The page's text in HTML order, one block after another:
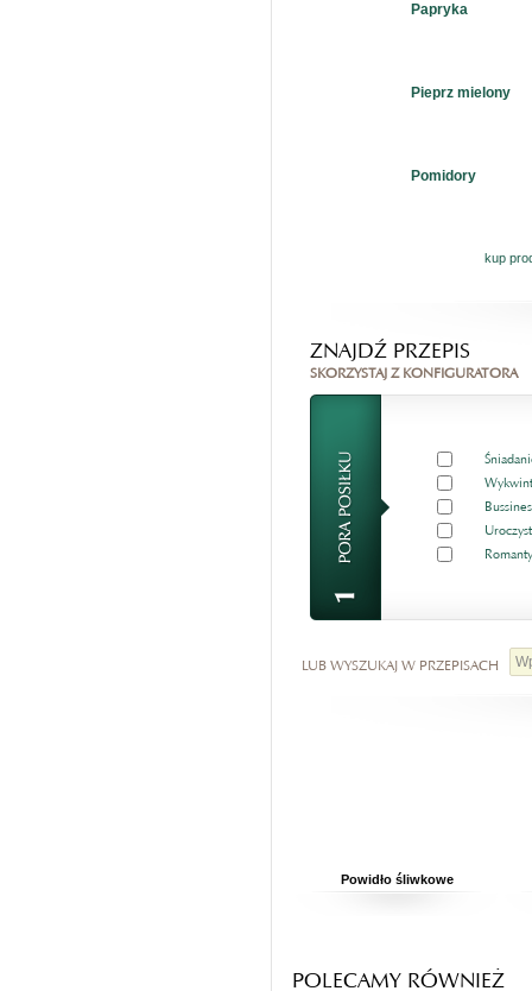
Papryka
Pieprz mielony
Pomidory
kup
ZNAJDŹ PRZEPIS
SKORZYSTAJ Z KONFIGURATORA
LUB WYSZUKAJ W PRZEPISACH
Powidło śliwkowe
POLECAMY RÓWNIEŻ